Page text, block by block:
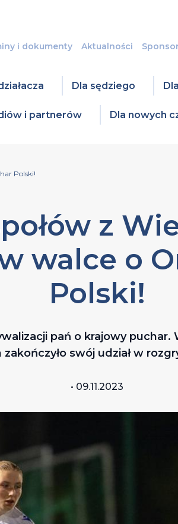
i dokumenty Aktualności
Dla sędziego
i partnerów Dla nowych
Polski!
z
walce o
Polski!
pań o krajowy
swój udział w
• 09.11.2023